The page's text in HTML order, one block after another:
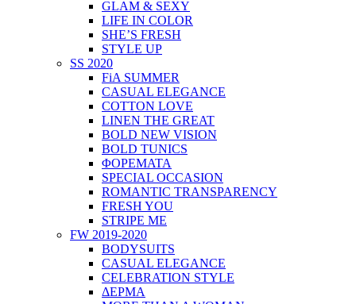
GLAM & SEXY
LIFE IN COLOR
SHE’S FRESH
STYLE UP
SS 2020
FiA SUMMER
CASUAL ELEGANCE
COTTON LOVE
LINEN THE GREAT
BOLD NEW VISION
BOLD TUNICS
ΦΟΡΕΜΑΤΑ
SPECIAL OCCASION
ROMANTIC TRANSPARENCY
FRESH YOU
STRIPE ME
FW 2019-2020
BODYSUITS
CASUAL ELEGANCE
CELEBRATION STYLE
ΔΕΡΜΑ